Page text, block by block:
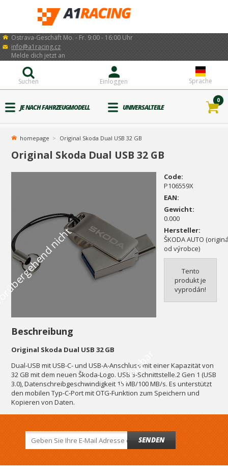
Ostrava-Geschäft Mo. - Fr. 9:00 - 16:00 Uhr
info@a1racing.cz
Sprache
Einloggen
Melde dich jetzt an
Suchen
JE NACH FAHRZEUGMODELL UNIVERSALTEILE
0
homepage Original Skoda Dual USB 32 GB
Original Skoda Dual USB 32 GB
r
Code:
P106559X
EAN:
Gewicht:
0.000
Hersteller:
ŠKODA AUTO
od výrobce)
Tento
produkt je
vyprodán!
Beschreibung
Original Skoda Dual USB 32 GB
Dual-USB mit USB-C- und USB-A-Anschluss mit einer Kapazität von
32 GB mit dem neuen Škoda-Logo. USB 3-Schnittstelle.2 Gen 1 (USB
3.0), Datenschreibgeschwindigkeit 15 MB/100 MB/s. Es unterstützt
den mobilen Typ-C-Port mit OTG-Funktion zum Speichern und
Kopieren von Daten.
SENDEN